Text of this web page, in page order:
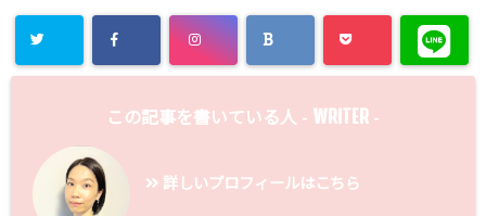
この記事を書いている人 - WRITER -
詳しいプロフィールはこちら